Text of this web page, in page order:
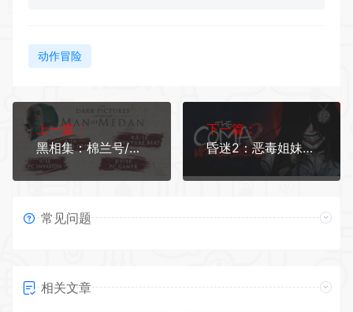
动作冒险
上一篇：
黑相集：棉兰号/Man of Medan（v20201030）
下一篇：
昏迷2：恶毒姐妹/The Coma 2: Vicious Sisters
常见问题
相关文章